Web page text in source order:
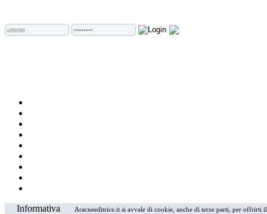
Informativa Aracneeditrice.it si avvale di cookie, anche di terze parti, per